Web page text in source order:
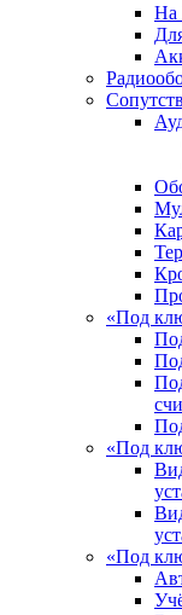
На
«Под
«Под
«Под